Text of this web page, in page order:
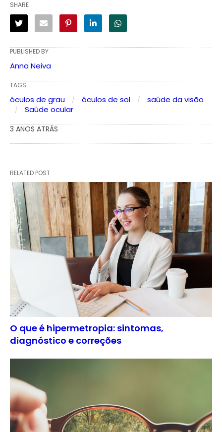
SHARE
PUBLISHED BY
Anna Neiva
TAGS:
óculos de grau óculos de sol
saúde da visão
Saúde ocular
3 ANOS ATRÁS
RELATED POST
O que é hipermetropia: sintomas,
diagnóstico e correções